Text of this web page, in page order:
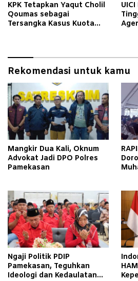
KPK Tetapkan Yaqut Cholil
Qoumas sebagai
Tersangka Kasus Kuota
Rekomendasi untuk kamu
Mangkir Dua Kali, Oknum
Advokat Jadi DPO Polres
Pamekasan
Ngaji Politik PDIP
Pamekasan, Teguhkan
Ideologi dan Kedaulatan